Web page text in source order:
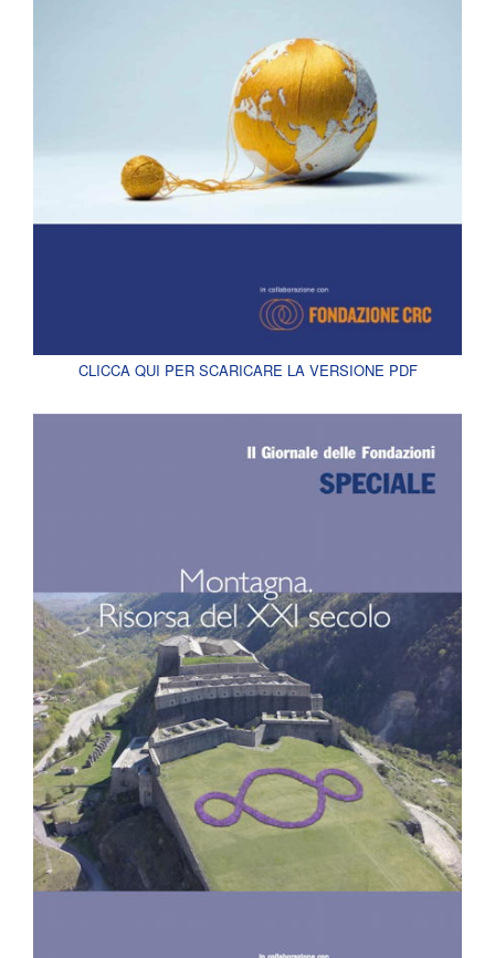
CLICCA QUI PER SCARICARE LA VERSIONE PDF